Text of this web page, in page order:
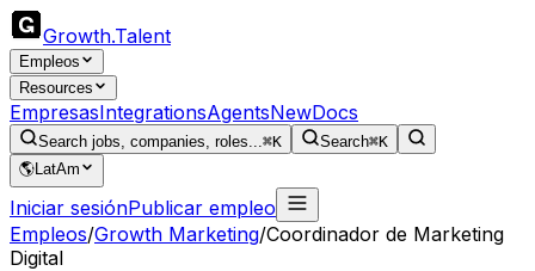
Growth.Talent
Empleos
Resources
EmpresasIntegrationsAgentsNewDocs
Search jobs, companies, roles...⌘K Search⌘K
🌎LatAm
Iniciar sesiónPublicar empleo
Empleos/Growth Marketing/Coordinador de Marketing
Digital